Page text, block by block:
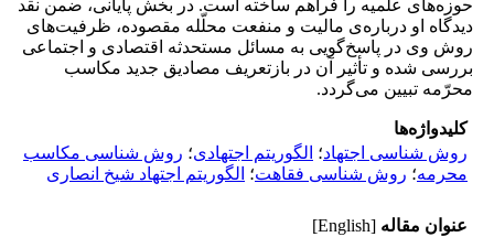
حوزه‌های علمیه را فراهم ساخته است. در بخش پایانی، ضمن نقد
دیدگاه او درباره‌ی مالیت و منفعت محلّله مقصوده، ظرفیت‌های
روش وی در پاسخ‌گویی به مسائل مستحدثه اقتصادی و اجتماعی
بررسی شده و تأثیر آن در بازتعریف مصادیق جدید مکاسب
محرّمه تبیین می‌گردد.
کلیدواژه‌ها
روش شناسی اجتهاد؛ الگوریتم اجتهادی؛ روش شناسی مکاسب
محرمه؛ روش شناسی فقاهت؛ الگوریتم اجتهاد شیخ انصاری
عنوان مقاله [English]